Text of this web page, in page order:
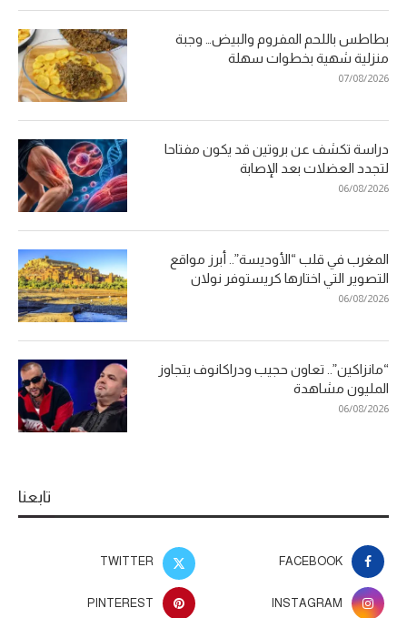
بطاطس باللحم المفروم والبيض… وجبة
منزلية شهية بخطوات سهلة
07/08/2026
دراسة تكشف عن بروتين قد يكون مفتاحا
لتجدد العضلات بعد الإصابة
06/08/2026
المغرب في قلب “الأوديسة”.. أبرز مواقع
التصوير التي اختارها كريستوفر نولان
06/08/2026
“مانزاكين”.. تعاون حجيب ودراكانوف يتجاوز
المليون مشاهدة
06/08/2026
تابعنا
FACEBOOK
TWITTER
INSTAGRAM
PINTEREST